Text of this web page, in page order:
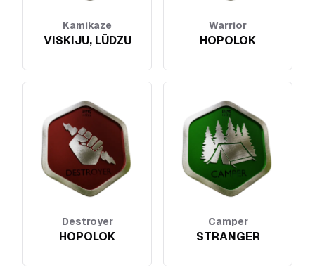
Kamikaze
VISKIJU, LŪDZU
Warrior
HOPOLOK
Destroyer
HOPOLOK
Camper
STRANGER